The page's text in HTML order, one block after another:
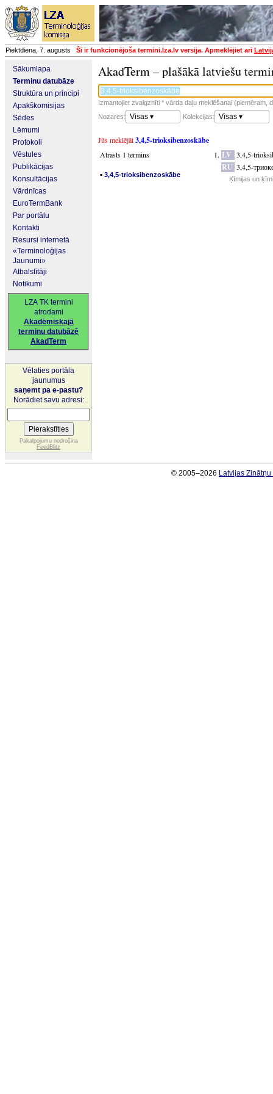
Piektdiena, 7. augusts Šī ir funkcionējoša termini.lza.lv versija. Apmeklējiet arī
Sākumlapa
Terminu datubāze
Struktūra un principi
Apakškomisijas
Sēdes
Lēmumi
Protokoli
Vēstules
Publikācijas
Konsultācijas
Vārdnīcas
EuroTermBank
Par portālu
Kontakti
Resursi internetā
«Terminoloģijas
Jaunumi»
Atbalstītāji
Notikumi
LZA TK termini
atrodami
Akadēmiskajā
terminu datubāzē
AkadTerm
Vēlaties portāla
jaunumus
saņemt pa e-pastu?
Norādiet savu adresi:
Pakalpojumu nodrošina
FeedBlitz
AkadTerm – plašākā latviešu
Izmantojiet zvaigznīti * vārda daļu meklēšanai (piemēram,
Nozares:
Visas ▾ Kolekcijas: Visas ▾
Jūs meklējāt3,4,5-trioksibenzoskābe
Atrasts 1 termins
▪ 3,4,5-trioksibenzoskābe
LV 3,4,5-
RU 3,4,5-
Ķīmijas un
© 2005–2026 Latvijas